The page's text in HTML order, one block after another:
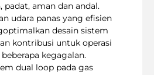
padat, aman dan andal.
udara panas yang efisien
desain sistem
kontribusi untuk operasi
kegagalan.
dual loop pada gas